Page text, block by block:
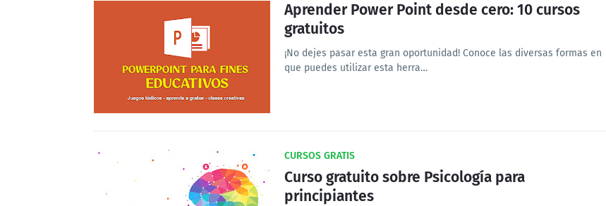
Aprender Power Point desde cero: 10 cursos
gratuitos
¡No dejes pasar esta gran oportunidad! Conoce las diversas formas en
que puedes utilizar esta herra…
CURSOS GRATIS
Curso gratuito sobre Psicología para
principiantes